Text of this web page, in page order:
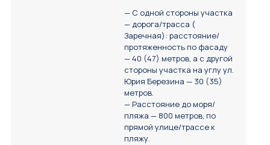
— C одной стороны участка
— дорога/трасса (
Заречная): расстояние/
протяженность по фасаду
— 40 (47) метров, а с другой
стороны участка на углу ул.
Юрия Березина — 30 (35)
метров.
— Расстояние до моря/
пляжа — 800 метров, по
прямой улице/трассе к
пляжу.